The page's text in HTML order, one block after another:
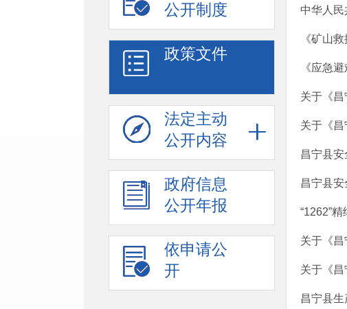
公开制度
政策文件
法定主动
公开内容
政府信息
公开年报
依申请公
开
中华人
《矿山
《应急
关于《
关于《
昌宁县
昌宁县
“1262”
关于《
关于《
昌宁县